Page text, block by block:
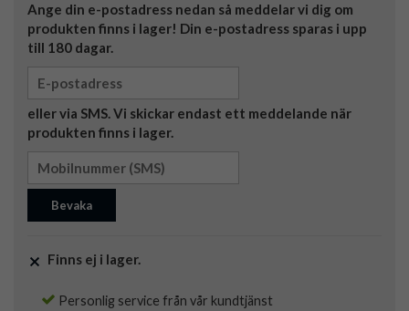
Ange din e-postadress nedan så meddelar vi dig om
produkten finns i lager! Din e-postadress sparas i upp
till 180 dagar.
eller via SMS. Vi skickar endast ett meddelande när
produkten finns i lager.
Bevaka
Finns ej i lager.
Personlig service från vår kundtjänst